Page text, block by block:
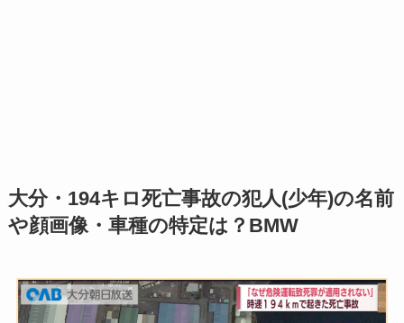
大分・194キロ死亡事故の犯人(少年)の名前
や顔画像・車種の特定は？BMW